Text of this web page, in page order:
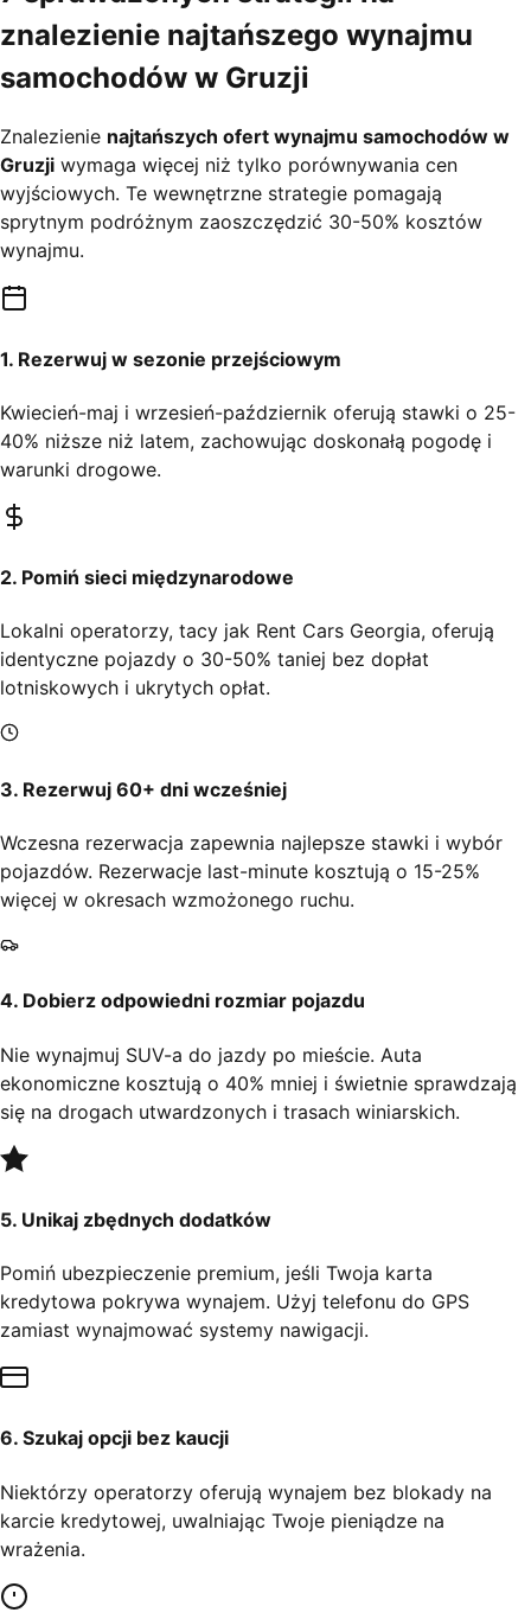
znalezienie najtańszego wynajmu
samochodów w Gruzji
Znalezienie najtańszych ofert wynajmu samochodów w
Gruzji wymaga więcej niż tylko porównywania cen
wyjściowych. Te wewnętrzne strategie pomagają
sprytnym podróżnym zaoszczędzić 30-50% kosztów
wynajmu.
1. Rezerwuj w sezonie przejściowym
Kwiecień-maj i wrzesień-październik oferują stawki o 25-
40% niższe niż latem, zachowując doskonałą pogodę i
warunki drogowe.
2. Pomiń sieci międzynarodowe
Lokalni operatorzy, tacy jak Rent Cars Georgia, oferują
identyczne pojazdy o 30-50% taniej bez dopłat
lotniskowych i ukrytych opłat.
3. Rezerwuj 60+ dni wcześniej
Wczesna rezerwacja zapewnia najlepsze stawki i wybór
pojazdów. Rezerwacje last-minute kosztują o 15-25%
więcej w okresach wzmożonego ruchu.
4. Dobierz odpowiedni rozmiar pojazdu
Nie wynajmuj SUV-a do jazdy po mieście. Auta
ekonomiczne kosztują o 40% mniej i świetnie sprawdzają
się na drogach utwardzonych i trasach winiarskich.
5. Unikaj zbędnych dodatków
Pomiń ubezpieczenie premium, jeśli Twoja karta
kredytowa pokrywa wynajem. Użyj telefonu do GPS
zamiast wynajmować systemy nawigacji.
6. Szukaj opcji bez kaucji
Niektórzy operatorzy oferują wynajem bez blokady na
karcie kredytowej, uwalniając Twoje pieniądze na
wrażenia.